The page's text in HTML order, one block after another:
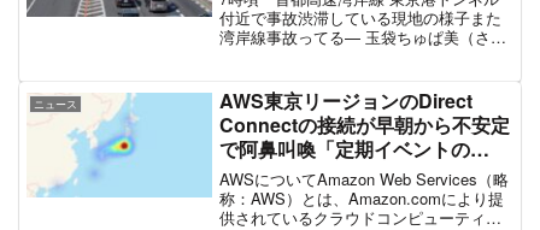
付近で事故渋滞している現地の様子また
湾岸線事故ってる— 玉袋ちゅぱ美（さう
故と遭遇まだ事故が起きたばか...
ニュース
AWS東京リージョンのDirect
Connectの接続が早朝から不安定
で阿鼻叫喚「定期イベントの
AWS障害で仕事にならない、
GitHubも落ちてる」9月2日
AWSについてAmazon Web Services（略
称：AWS）とは、Amazon.comにより提
供されているクラウドコンピューティン